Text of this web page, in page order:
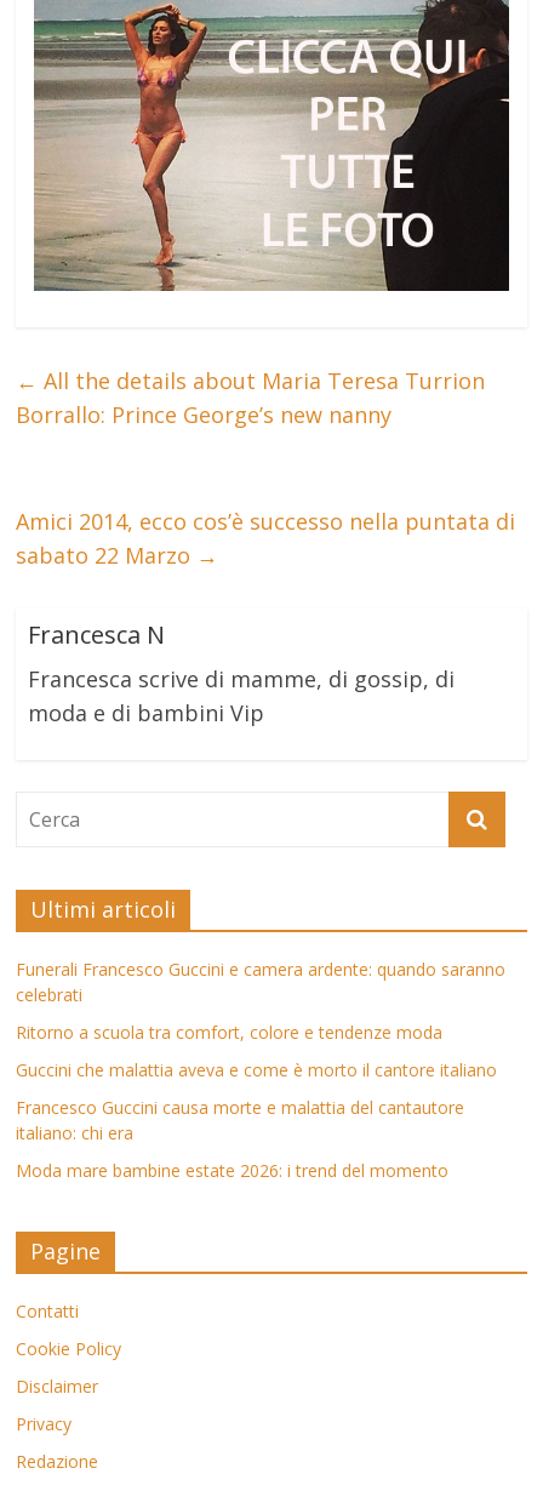
← All the details about Maria Teresa Turrion
Borrallo: Prince George’s new nanny
Amici 2014, ecco cos’è successo nella puntata di
sabato 22 Marzo →
Francesca N
Francesca scrive di mamme, di gossip, di
moda e di bambini Vip
Ultimi articoli
Funerali Francesco Guccini e camera ardente: quando saranno
celebrati
Ritorno a scuola tra comfort, colore e tendenze moda
Guccini che malattia aveva e come è morto il cantore italiano
Francesco Guccini causa morte e malattia del cantautore
italiano: chi era
Moda mare bambine estate 2026: i trend del momento
Pagine
Contatti
Cookie Policy
Disclaimer
Privacy
Redazione